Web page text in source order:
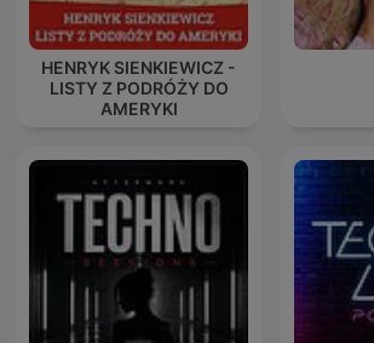
HENRYK SIENKIEWICZ -
LISTY Z PODRÓŻY DO
AMERYKI